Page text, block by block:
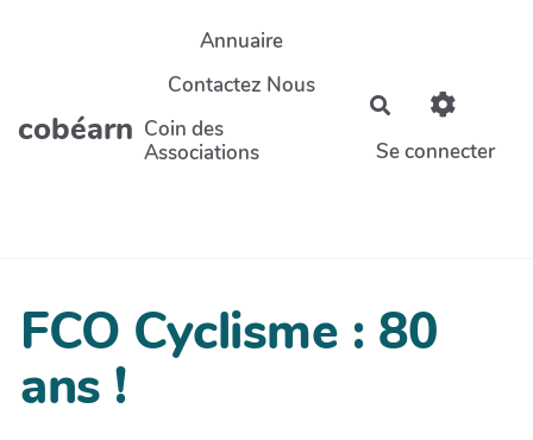
Aller au contenu principal
cobéarn
Annuaire
Contactez Nous
Coin des
Associations
Rechercher
Se connecter
FCO Cyclisme : 80
ans !